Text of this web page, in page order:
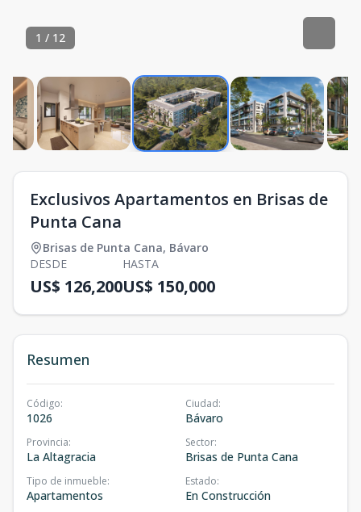
1 / 12
Exclusivos Apartamentos en Brisas de
Punta Cana
Brisas de Punta Cana, Bávaro
DESDE
US$ 126,200
HASTA
US$ 150,000
Resumen
Código:
1026
Ciudad:
Bávaro
Provincia:
La Altagracia
Sector:
Brisas de Punta Cana
Tipo de inmueble:
Apartamentos
Estado:
En Construcción